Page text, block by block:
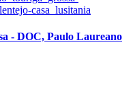
- DOC, Paulo Laureano